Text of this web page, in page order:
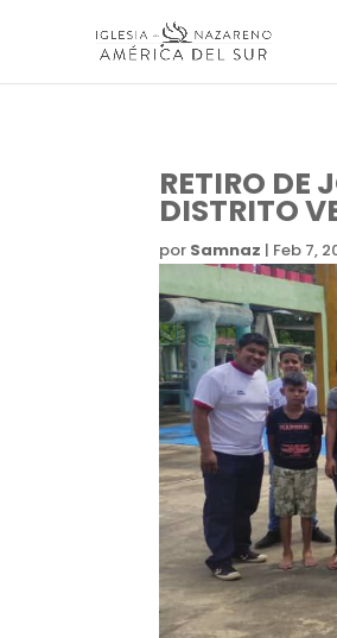
RETIRO DE
DISTRITO
por Samnaz | Feb 7,